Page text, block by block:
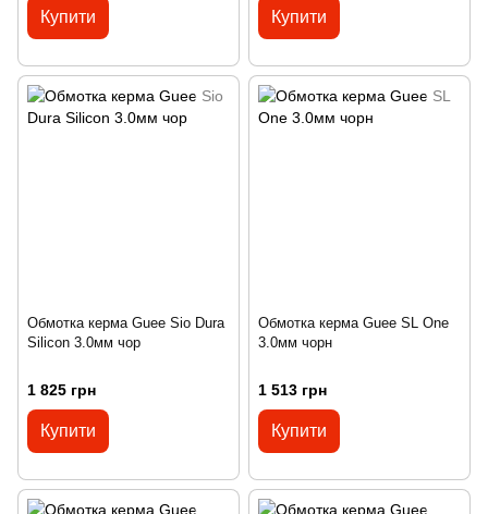
Купити Купити
Обмотка керма Guee Sio Dura
Silicon 3.0мм чор
1 825 грн
Купити
Обмотка керма Guee SL One
3.0мм чорн
1 513 грн
Купити